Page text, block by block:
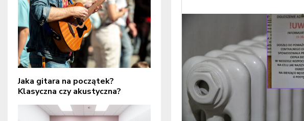
Jaka gitara na początek?
Klasyczna czy akustyczna?